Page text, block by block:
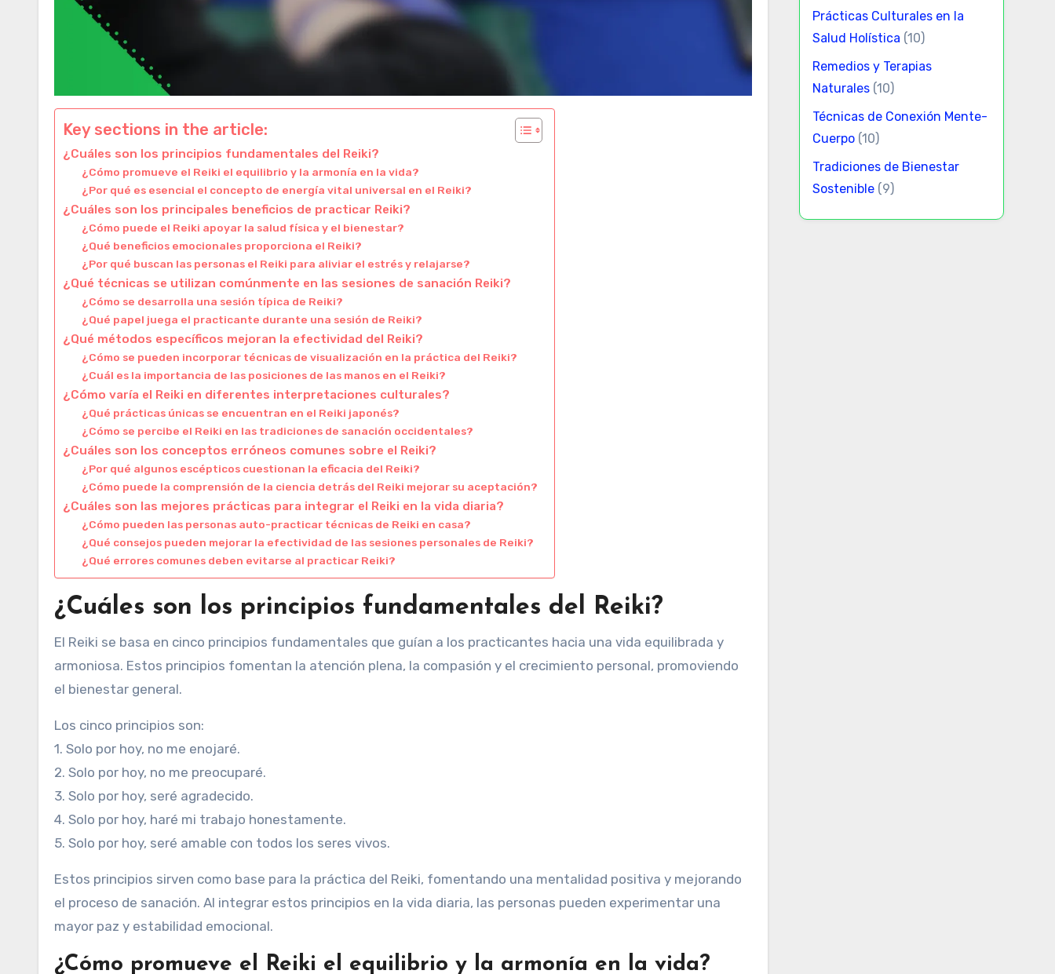
Key sections in the article:
¿Cuáles son los principios fundamentales del Reiki?
¿Cómo promueve el Reiki el equilibrio y la armonía en la vida?
¿Por qué es esencial el concepto de energía vital universal en el Reiki?
¿Cuáles son los principales beneficios de practicar Reiki?
¿Cómo puede el Reiki apoyar la salud física y el bienestar?
¿Qué beneficios emocionales proporciona el Reiki?
¿Por qué buscan las personas el Reiki para aliviar el estrés y relajarse?
¿Qué técnicas se utilizan comúnmente en las sesiones de sanación Reiki?
¿Cómo se desarrolla una sesión típica de Reiki?
¿Qué papel juega el practicante durante una sesión de Reiki?
¿Qué métodos específicos mejoran la efectividad del Reiki?
¿Cómo se pueden incorporar técnicas de visualización en la práctica del Reiki?
¿Cuál es la importancia de las posiciones de las manos en el Reiki?
¿Cómo varía el Reiki en diferentes interpretaciones culturales?
¿Qué prácticas únicas se encuentran en el Reiki japonés?
¿Cómo se percibe el Reiki en las tradiciones de sanación occidentales?
¿Cuáles son los conceptos erróneos comunes sobre el Reiki?
¿Por qué algunos escépticos cuestionan la eficacia del Reiki?
¿Cómo puede la comprensión de la ciencia detrás del Reiki mejorar su aceptación?
¿Cuáles son las mejores prácticas para integrar el Reiki en la vida diaria?
¿Cómo pueden las personas auto-practicar técnicas de Reiki en casa?
¿Qué consejos pueden mejorar la efectividad de las sesiones personales de Reiki?
¿Qué errores comunes deben evitarse al practicar Reiki?
¿Cuáles son los principios fundamentales del Reiki?
El Reiki se basa en cinco principios fundamentales que guían a los practicantes hacia una vida equilibrada y
armoniosa. Estos principios fomentan la atención plena, la compasión y el crecimiento personal, promoviendo
el bienestar general.
Los cinco principios son:
1. Solo por hoy, no me enojaré.
2. Solo por hoy, no me preocuparé.
3. Solo por hoy, seré agradecido.
4. Solo por hoy, haré mi trabajo honestamente.
5. Solo por hoy, seré amable con todos los seres vivos.
Estos principios sirven como base para la práctica del Reiki, fomentando una mentalidad positiva y mejorando
el proceso de sanación. Al integrar estos principios en la vida diaria, las personas pueden experimentar una
mayor paz y estabilidad emocional.
¿Cómo promueve el Reiki el equilibrio y la armonía en la vida?
Prácticas Culturales en la
Salud Holística (10)
Remedios y Terapias
Naturales(10)
Técnicas de Conexión Mente-
Cuerpo(10)
Tradiciones de Bienestar
Sostenible(9)